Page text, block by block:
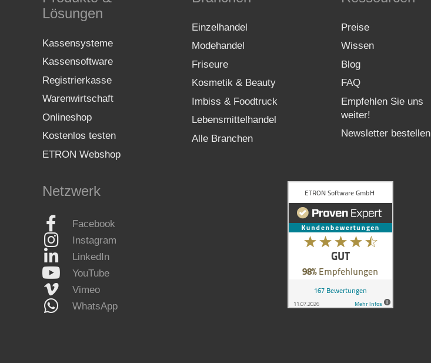
Lösungen
Kassensysteme
Kassensoftware
Registrierkasse
Warenwirtschaft
Onlineshop
Kostenlos testen
ETRON Webshop
Einzelhandel
Modehandel
Friseure
Kosmetik & Beauty
Imbiss & Foodtruck
Lebensmittelhandel
Alle Branchen
Preise
Wissen
Blog
FAQ
Empfehlen Sie uns
weiter!
Newsletter bestellen
Netzwerk
Facebook
Instagram
LinkedIn
YouTube
Vimeo
WhatsApp